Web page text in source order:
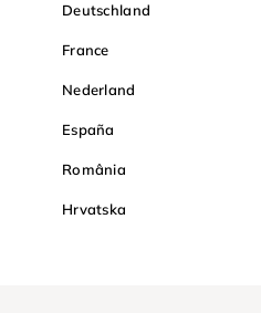
Deutschland
France
Nederland
España
România
Hrvatska